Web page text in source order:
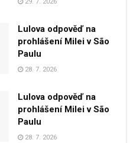
Lulova odpověď na
prohlášení Milei v São
Paulu
28. 7. 2026
Lulova odpověď na
prohlášení Milei v São
Paulu
28. 7. 2026